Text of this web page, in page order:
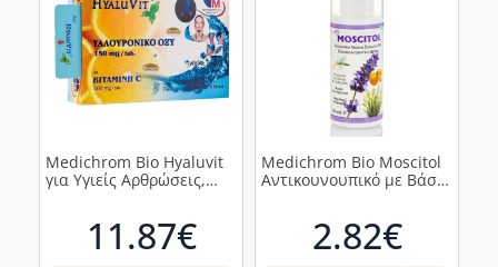
Medichrom Bio Hyaluvit
για Υγιείς Αρθρώσεις,
11.87€
Medichrom Bio Moscitol
Αντικουνουπικό με Βάση
2.82€